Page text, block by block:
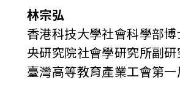
林宗弘
香港科技大學社會科學部
央研究院社會學研究所副
臺灣高等教育產業工會第一